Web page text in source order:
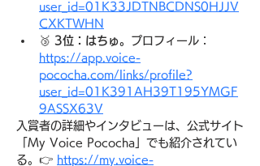
user_id=01K33JDTNBCDNS0HJJV
CXKTWHN
🥉 3位：はちゅ。 プロフィール：
https://app.voice-
pococha.com/links/profile?
user_id=01K391AH39T195YMGF
9ASSX63V
入賞者の詳細やインタビューは、公式サイト
「My Voice Pococha」でも紹介されてい
る。👉 https://my.voice-